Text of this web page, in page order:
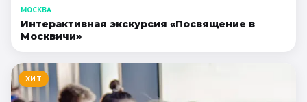
МОСКВА
Интерактивная экскурсия «Посвящение в
Москвичи»
ХИТ